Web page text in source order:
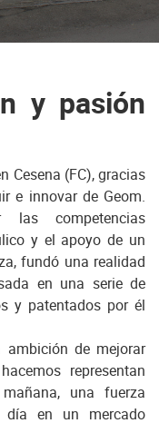
y pasión
Cesena (FC), gracias
e innovar de Geom.
las competencias
y el apoyo de un
fundó una realidad
en una serie de
y patentados por él
ambición de mejorar
representan
una fuerza
día en un mercado